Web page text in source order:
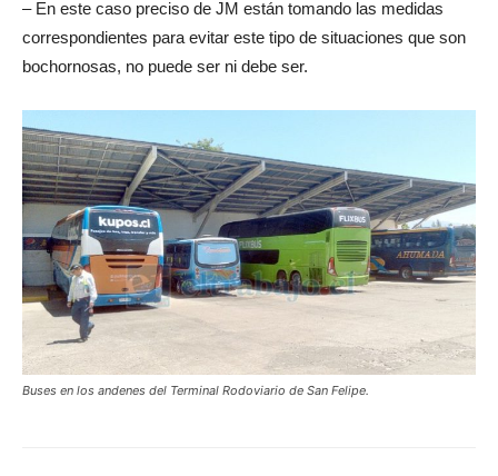
– En este caso preciso de JM están tomando las medidas
correspondientes para evitar este tipo de situaciones que son
bochornosas, no puede ser ni debe ser.
Buses en los andenes del Terminal Rodoviario de San Felipe.